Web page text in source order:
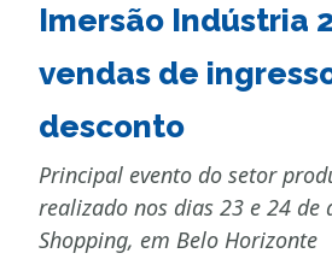
Imersão Indústria
vendas de
desconto
Principal evento do setor
realizado nos dias 23 e 24 de
Shopping, em Belo Horizonte